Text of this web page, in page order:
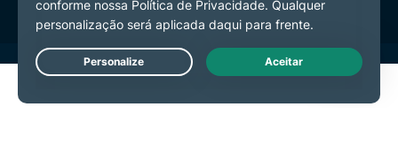
Live Chat